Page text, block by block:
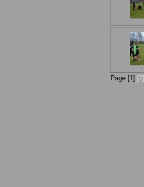
Page:[1] [2]